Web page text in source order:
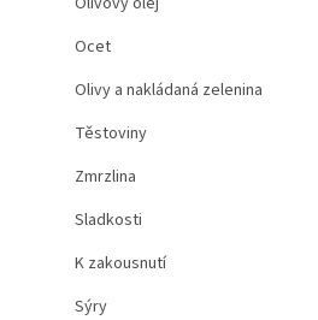
Ocet
Olivy a nakládaná zelenina
Těstoviny
Zmrzlina
Sladkosti
K zakousnutí
Sýry